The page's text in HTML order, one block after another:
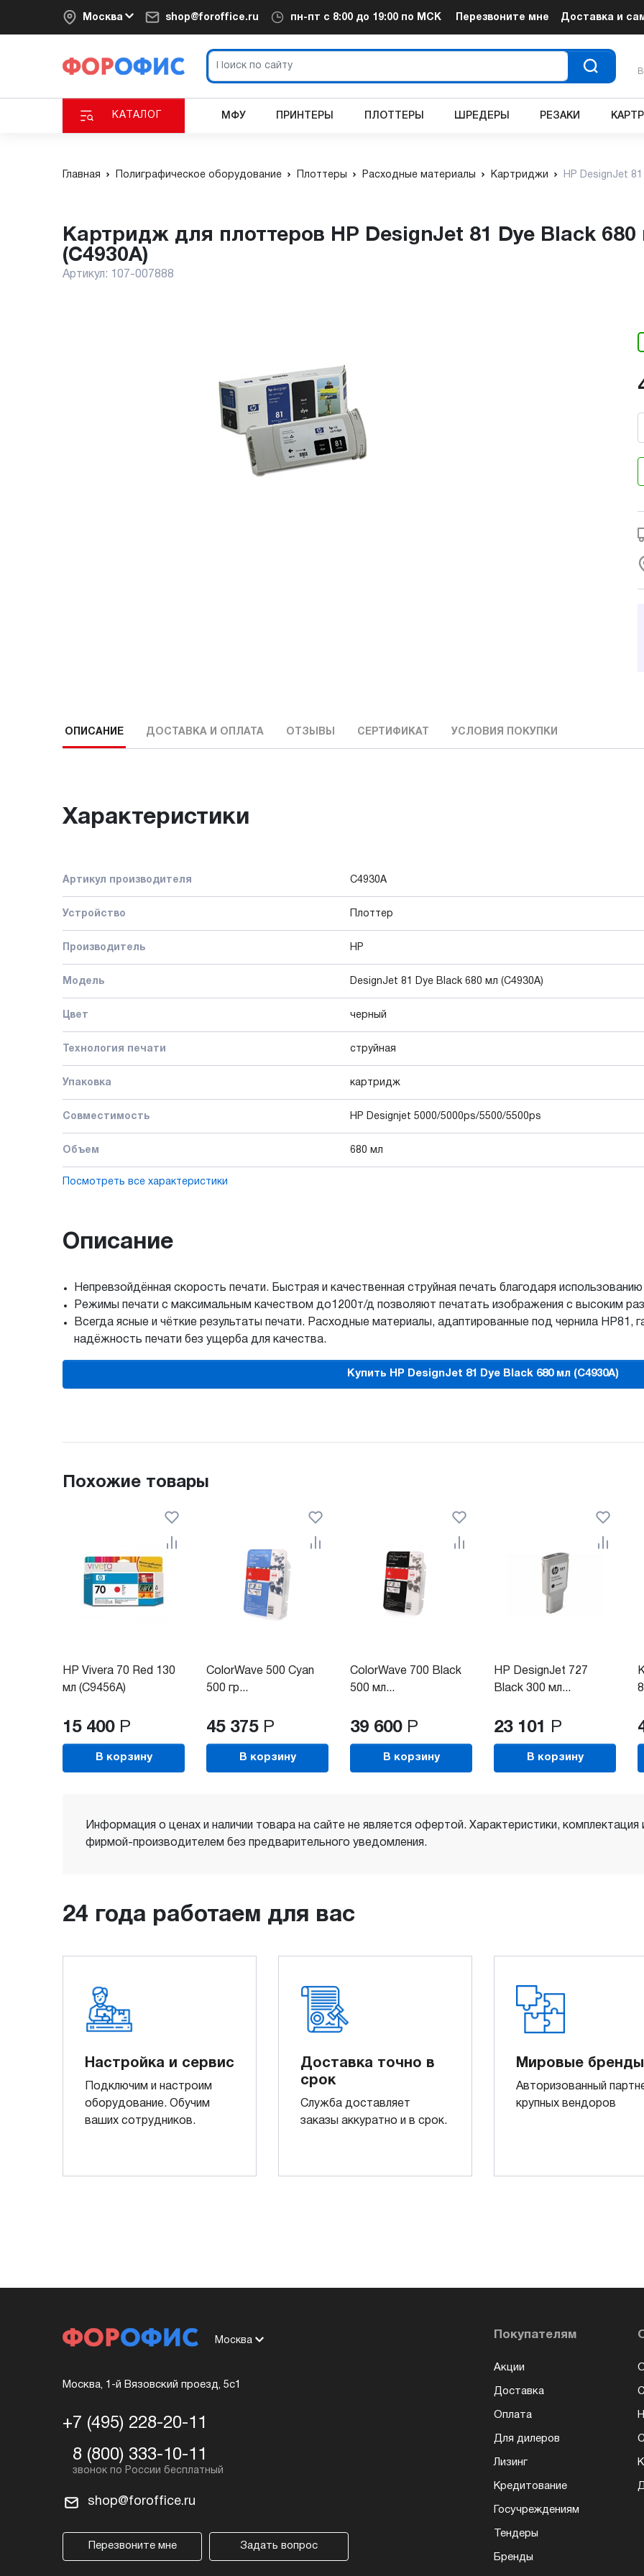
Москва shop@foroffice.ru пн-пт с 8:00 до 19:00 по МСК Перезвоните мне Доставка и
КАТАЛОГ МФУ ПРИНТЕРЫ ПЛОТТЕРЫ ШРЕДЕРЫ РЕЗАКИ
Главная Полиграфическое оборудование Плоттеры Расходные материалы Картриджи HP DesignJet
Картридж для плоттеров HP DesignJet 81 Dye Black 680 мл
(C4930A)
Артикул: 107-007888
ОПИСАНИЕ ДОСТАВКА И ОПЛАТА ОТЗЫВЫ СЕРТИФИКАТ УСЛОВИЯ ПОКУПКИ
Характеристики
Артикул производителя C4930A
Устройство Плоттер
Производитель HP
Модель DesignJet 81 Dye Black 680 мл (C4930A)
Цвет черный
Технология печати струйная
Упаковка картридж
Совместимость HP Designjet 5000/5000ps/5500/5500ps
Объем 680 мл
Посмотреть все характеристики
Описание
Непревзойдённая скорость печати. Быстрая и качественная струйная печать благодаря
Режимы печати с максимальным качеством до1200т/д позволяют печатать изображения с высоким
Всегда ясные и чёткие результаты печати. Расходные материалы, адаптированные под чернила НР81,
надёжность печати без ущерба для качества.
Купить HP DesignJet 81 Dye Black 680 мл (C4930A)
Похожие товары
HP Vivera 70 Red 130
мл (C9456A)
15 400 Р
В корзину
ColorWave 500 Cyan
500 гр...
45 375 Р
В корзину
ColorWave 700 Black
500 мл...
39 600 Р
В корзину
HP DesignJet 727
Black 300 мл...
23 101 Р
В корзину
Информация о ценах и наличии товара на сайте не является офертой. Характеристики,
фирмой-производителем без предварительного уведомления.
24 года работаем для вас
Настройка и сервис
Подключим и настроим
оборудование. Обучим
ваших сотрудников.
Доставка точно в
срок
Служба доставляет
заказы аккуратно и в срок.
Мировые бренды
Авторизованный
крупных вендоров
Москва
Москва, 1-й Вязовский проезд, 5с1
+7 (495) 228-20-11
8 (800) 333-10-11
shop@foroffice.ru
Перезвоните мне Задать вопрос
Покупателям
Акции
Доставка
Оплата
Для дилеров
Лизинг
Кредитование
Госучреждениям
Тендеры
Бренды